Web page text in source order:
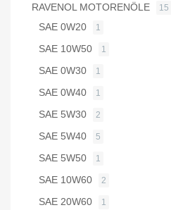
RAVENOL MOTORENÖLE 15
SAE 0W20 1
SAE 10W50 1
SAE 0W30 1
SAE 0W40 1
SAE 5W30 2
SAE 5W40 5
SAE 5W50 1
SAE 10W60 2
SAE 20W60 1